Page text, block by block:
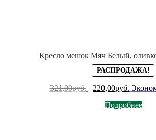
Кресло мешок Мяч Белый,
РАСПРОДАЖА!
321,00руб.
Первоначальная
составляла
220,00руб.
Подробнее